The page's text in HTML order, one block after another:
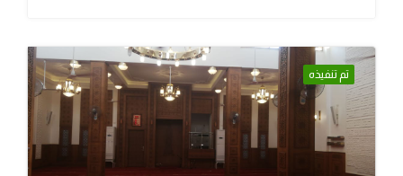
تم تنفيذه